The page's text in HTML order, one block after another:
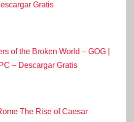
Gratis
of the Broken World – GOG |
– Descargar Gratis
The Rise of Caesar